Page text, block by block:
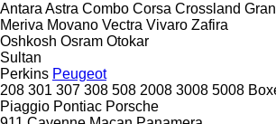
Antara Astra Combo Corsa Crossland
Meriva Movano Vectra Vivaro Zafira
Oshkosh Osram Otokar
Sultan
Perkins Peugeot
208 301 307 308 508 2008 3008 5008
Piaggio Pontiac Porsche